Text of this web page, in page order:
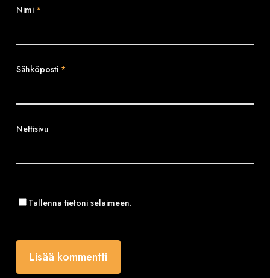
Nimi *
Sähköposti *
Nettisivu
Tallenna tietoni selaimeen.